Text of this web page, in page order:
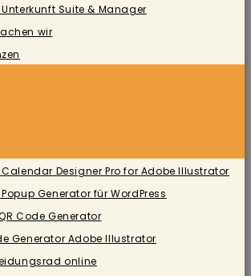
Suite & Manager
wir
Designer Pro for Adobe Illustrator
Generator für WordPress
Code Generator
Generator Adobe Illustrator
online